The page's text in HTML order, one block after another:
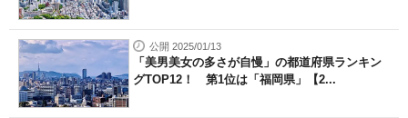
公開 2025/01/13
「美男美女の多さが自慢」の都道府県ランキン
グTOP12！ 第1位は「福岡県」【2...